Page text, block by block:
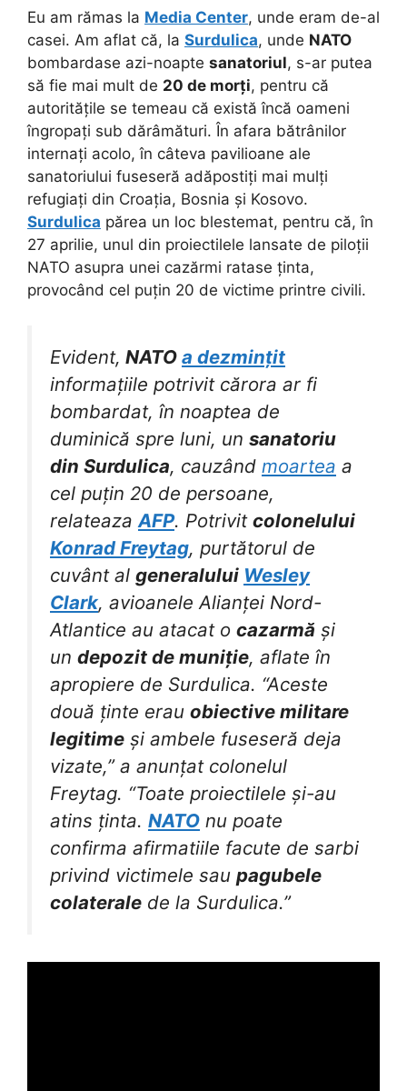
Eu am rămas la Media Center, unde eram de-al
casei. Am aflat că, la Surdulica, unde NATO
bombardase azi-noapte sanatoriul, s-ar putea
să fie mai mult de 20 de morți, pentru că
autoritățile se temeau că există încă oameni
îngropați sub dărâmături. În afara bătrânilor
internați acolo, în câteva pavilioane ale
sanatoriului fuseseră adăpostiți mai mulți
refugiați din Croația, Bosnia și Kosovo.
Surdulica părea un loc blestemat, pentru că, în
27 aprilie, unul din proiectilele lansate de piloții
NATO asupra unei cazărmi ratase ținta,
provocând cel puțin 20 de victime printre civili.
Evident, NATO a dezmințit
informațiile potrivit cărora ar fi
bombardat, în noaptea de
duminică spre luni, un sanatoriu
din Surdulica, cauzând moartea a
cel puțin 20 de persoane,
relateaza AFP. Potrivit colonelului
Konrad Freytag, purtătorul de
cuvânt al generalului Wesley
Clark, avioanele Alianței Nord-
Atlantice au atacat o cazarmă și
un depozit de muniție, aflate în
apropiere de Surdulica. “Aceste
două ținte erau obiective militare
legitime și ambele fuseseră deja
vizate,” a anunțat colonelul
Freytag. “Toate proiectilele și-au
atins ținta. NATO nu poate
confirma afirmatiile facute de sarbi
privind victimele sau pagubele
colaterale de la Surdulica.”